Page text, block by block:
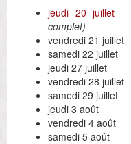
jeudi 20 juillet -
complet)
vendredi 21 juillet
samedi 22 juillet
jeudi 27 juillet
vendredi 28 juillet
samedi 29 juillet
jeudi 3 août
vendredi 4 août
samedi 5 août